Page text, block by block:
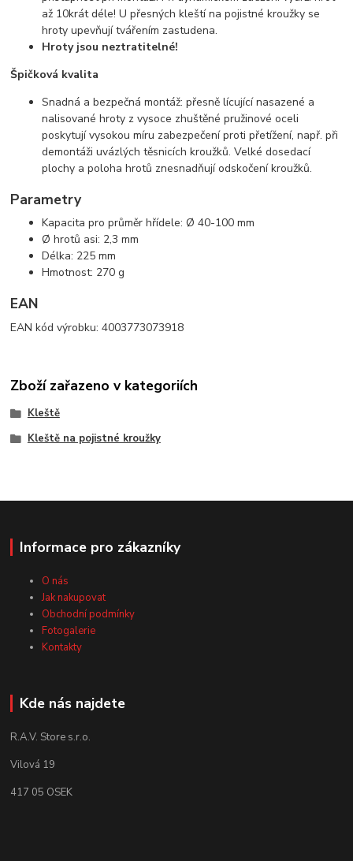
až 10krát déle! U přesných kleští na pojistné kroužky se
hroty upevňují tvářením zastudena.
Hroty jsou neztratitelné!
Špičková kvalita
Snadná a bezpečná montáž: přesně lícující nasazené a
nalisované hroty z vysoce zhuštěné pružinové oceli
poskytují vysokou míru zabezpečení proti přetížení, např. při
demontáži uvázlých těsnicích kroužků. Velké dosedací
plochy a poloha hrotů znesnadňují odskočení kroužků.
Parametry
Kapacita pro průměr hřídele: Ø 40-100 mm
Ø hrotů asi: 2,3 mm
Délka: 225 mm
Hmotnost: 270 g
EAN
EAN kód výrobku: 4003773073918
Zboží zařazeno v kategoriích
Kleště
Kleště na pojistné kroužky
Informace pro zákazníky
O nás
Jak nakupovat
Obchodní podmínky
Fotogalerie
Kontakty
Kde nás najdete
R.A.V. Store s.r.o.
Vilová 19
417 05 OSEK